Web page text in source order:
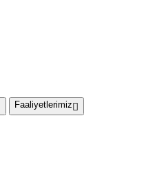
Faaliyetlerimiz